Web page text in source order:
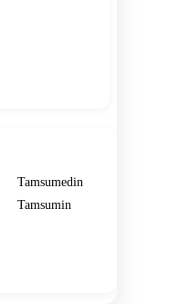
Tamsumedin
Tamsumin